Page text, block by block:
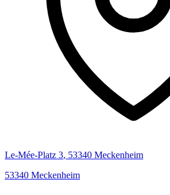
Le-Mée-Platz 3, 53340 Meckenheim
53340 Meckenheim